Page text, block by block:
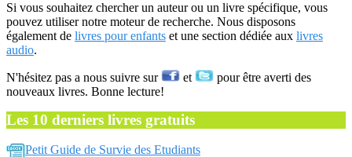
Si vous souhaitez chercher un auteur ou un livre spécifique, vous
pouvez utiliser notre moteur de recherche. Nous disposons
également de livres pour enfants et une section dédiée aux livres
audio.
N'hésitez pas a nous suivre sur et
pour être averti des
nouveaux livres. Bonne lecture!
Les 10 derniers livres gratuits
Petit Guide de Survie des Etudiants